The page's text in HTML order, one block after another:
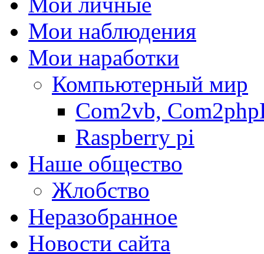
Мои наблюдения
Мои наработки
Компьютерный мир
Com2vb,
Raspberry pi
Наше общество
Жлобство
Неразобранное
Новости сайта